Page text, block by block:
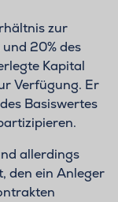
zur
und 20% des
Kapital
Verfügung. Er
Basiswertes
allerdings
den ein Anleger